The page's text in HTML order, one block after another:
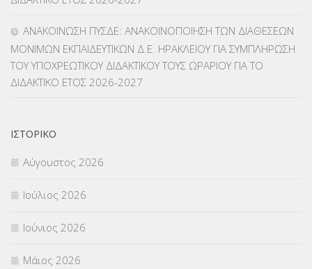
ΜΕΤΑΦΟΡΑ ΜΑΘΗΤΩΝ(3)
ΝΟΜΟΘΕΣΙΑ(66)
ΑΝΑΚΟΙΝΩΣΗ ΠΥΣΔΕ: ΑΝΑΚΟΙΝΟΠΟΙΗΣΗ ΤΩΝ ΔΙΑΘΕΣΕΩΝ
ΜΟΝΙΜΩΝ ΕΚΠΑΙΔΕΥΤΙΚΩΝ Δ.Ε. ΗΡΑΚΛΕΙΟΥ ΓΙΑ ΣΥΜΠΛΗΡΩΣΗ
ΤΟΥ ΥΠΟΧΡΕΩΤΙΚΟΥ ΔΙΔΑΚΤΙΚΟΥ ΤΟΥΣ ΩΡΑΡΙΟΥ ΓΙΑ ΤΟ
ΔΙΔΑΚΤΙΚΟ ΕΤΟΣ 2026-2027
ΙΣΤΟΡΙΚΌ
Αύγουστος 2026
Ιούλιος 2026
Ιούνιος 2026
Μάιος 2026